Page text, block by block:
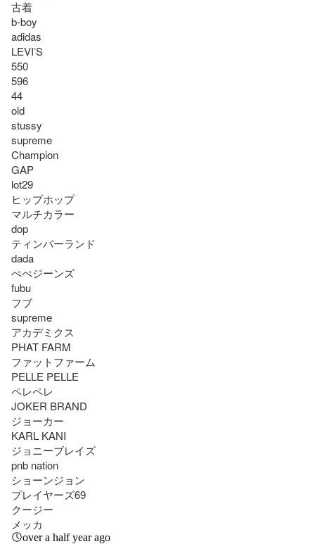
古着
b-boy
adidas
LEVI’S
550
596
44
old
stussy
supreme
Champion
GAP
lot29
ヒップホップ
マルチカラー
dop
ティンバーランド
dada
ぺぺジーンズ
fubu
フブ
supreme
アカデミクス
PHAT FARM
ファットファーム
PELLE PELLE
ペレペレ
JOKER BRAND
ジョーカー
KARL KANI
ジョニーブレイズ
pnb nation
ショーンジョン
プレイヤーズ69
クージー
メッカ
over a half year ago